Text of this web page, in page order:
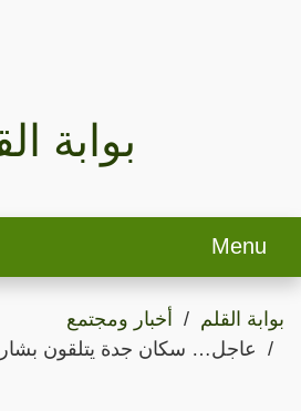
بوابة
Menu
بوابة القلم
أخبار ومجتمع
عاجل… سكان جدة يتلقون